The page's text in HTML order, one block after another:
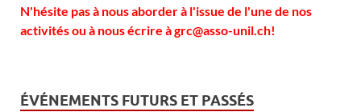
N'hésite pas à nous aborder à l'issue de l'une de nos
activités ou à nous écrire à grc@asso-unil.ch!
ÉVÉNEMENTS FUTURS ET PASSÉS